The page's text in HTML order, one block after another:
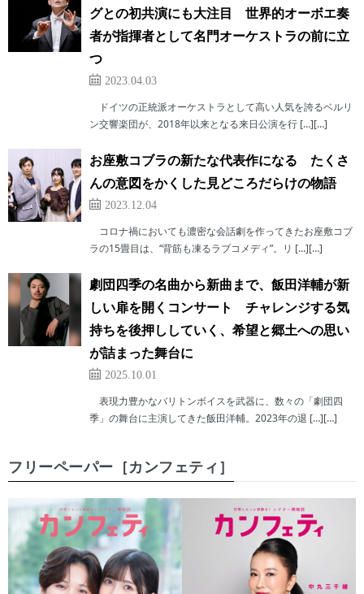
グとの初共演にも大注目 世界的オーボエ奏
者が指揮者として名門オーケストラの前に立
つ
2023.04.03
ドイツの正統派オーケストラとして高い人気を誇るベルリ
ン交響楽団が、2018年以来となる来日公演を行 […][…]
お座敷コブラの新たな代表作になる たくさ
んの意図をかくした見どころだらけの物語
2023.12.04
コロナ禍においても濃密な会話劇を作ってきたお座敷コブ
ラの15畳目は、“背筋も凍るラブコメディ”。リ […][…]
劇団四季の名曲から新曲まで、飯田洋輔が新
しい扉を開くコンサート チャレンジする気
持ちを後押ししていく、希望と郷土への思い
が詰まった舞台に
2025.10.01
表現力豊かなバリトンボイスを武器に、数々の「劇団四
季」の舞台に主演してきた飯田洋輔。2023年の退 […][…]
フリーペーパー［カンフェティ］